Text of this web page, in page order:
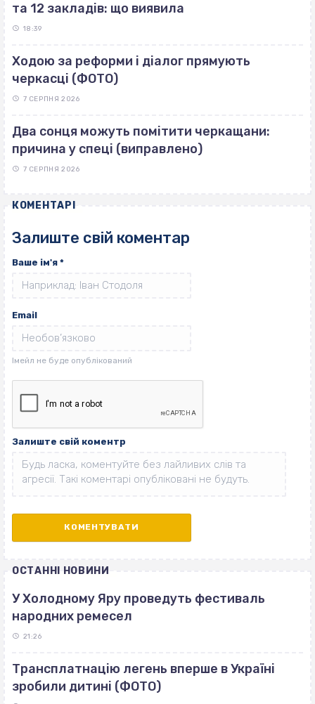
та 12 закладів: що виявила
18:39
Ходою за реформи і діалог прямують
черкасці (ФОТО)
7 СЕРПНЯ 2026
Два сонця можуть помітити черкащани:
причина у спеці (виправлено)
7 СЕРПНЯ 2026
КОМЕНТАРІ
Залиште свій коментар
Ваше ім'я *
Email
Залиште свій коментр
ОСТАННІ НОВИНИ
У Холодному Яру проведуть фестиваль
народних ремесел
21:26
Трансплатнацію легень вперше в Україні
зробили дитині (ФОТО)